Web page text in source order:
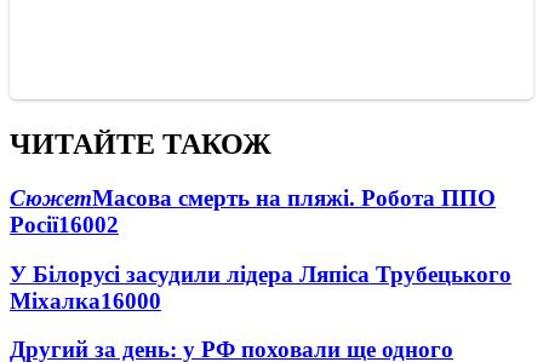
ЧИТАЙТЕ ТАКОЖ
СюжетМасова смерть на пляжі. Робота ППО
Росії16002
У Білорусі засудили лідера Ляпіса Трубецького
Міхалка16000
Другий за день: у РФ поховали ще одного